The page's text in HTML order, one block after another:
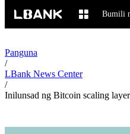
Bumili
Panguna
/
LBank News Center
/
Inilunsad ng Bitcoin scaling